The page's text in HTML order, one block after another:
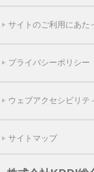
サイトのご利用にあた
プライバシーポリシー
ウェブアクセシビリテ
サイトマップ